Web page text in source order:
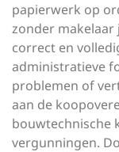
papierwerk op
zonder makelaar
correct en
administratieve
problemen of
aan de
bouwtechnische
vergunningen.